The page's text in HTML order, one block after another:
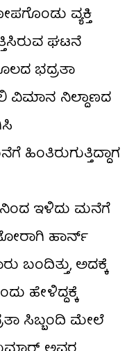
ವ್ಯಕ್ತಿ
ಘಟನೆ
ಭದ್ರತಾ
ವಿಮಾನ ನಿಲ್ದಾಣದ
ಹಿಂತಿರುಗುತ್ತಿದ್ದಾಗ
ಇಳಿದು ಮನೆಗೆ
ಹಾರ್ನ್
ಬಂದಿತ್ತು, ಅದಕ್ಕೆ
ಹೇಳಿದ್ದಕ್ಕೆ
ಸಿಬ್ಬಂದಿ ಮೇಲೆ